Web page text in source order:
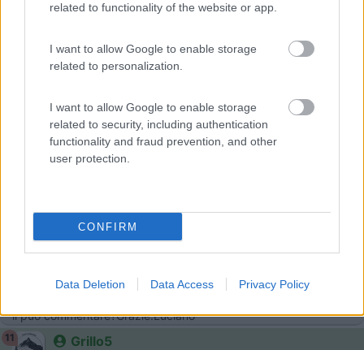
related to functionality of the website or app.
I want to allow Google to enable storage
related to personalization.
I want to allow Google to enable storage
related to security, including authentication
functionality and fraud prevention, and other
user protection.
CONFIRM
Data Deletion Data Access Privacy Policy
- - - - - - - - - - - - - - - - - - - - - - - - Elvis in London- Drive
ciano46
Per questo argomento, avevo messo da parte questi riferimenti
https://www.amazon.it/TL-ANT242...
li può commentare?Grazie.Luciano
11 Grillo5